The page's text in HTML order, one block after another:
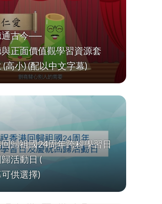
通古今──
正面價值觀學習資源套
高小) (配以中文字幕)
歸祖國24周年跨科學習日
活動日 (
供選擇)